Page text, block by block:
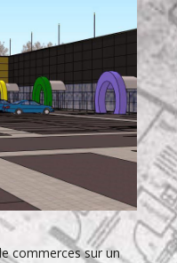
commerces sur un